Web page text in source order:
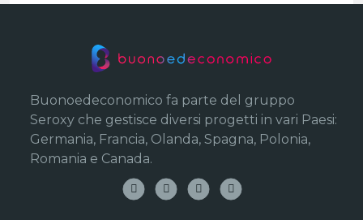
Buonoedeconomico fa parte del gruppo
Seroxy che gestisce diversi progetti in vari Paesi:
Germania, Francia, Olanda, Spagna, Polonia,
Romania e Canada.